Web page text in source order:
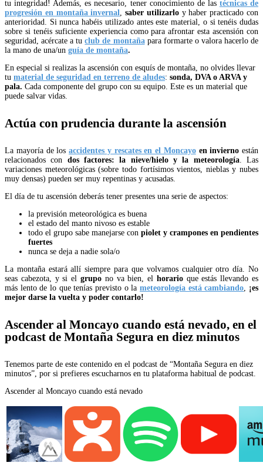
tu integridad! Además, es necesario, tener conocimiento de las técnicas de
progresión en montaña invernal
saber utilizarloy haber practicado con
anterioridad. Si nunca habéis utilizado antes este material, o si tenéis dudas
sobre si tenéis suficiente experiencia como para afrontar esta ascensión con
seguridad, acércate a tuclub de montañapara formarte o valora hacerlo de
la mano de una/un guía de montaña.
En especial si realizas la ascensión con esquís de montaña, no olvides llevar
tu material de seguridad en terreno de aludes: sonda, DVA o ARVA y
pala. Cada componente del grupo con su equipo. Este es un material que
puede salvar vidas.
Actúa con prudencia durante la ascensión
La mayoría de los accidentes y rescates en el Moncayoen invierno están
relacionados con dos factores: la nieve/hielo y la meteorología. Las
variaciones meteorológicas (sobre todo fortísimos vientos, nieblas y nubes
muy densas) pueden ser muy repentinas y acusadas.
El día de tu ascensión deberás tener presentes una serie de aspectos:
la previsión meteorológica es buena
el estado del manto nivoso es estable
todo el grupo sabe manejarse con piolet y crampones en pendientes
fuertes
nunca se deja a nadie sola/o
La montaña estará allí siempre para que volvamos cualquier otro día. No
seas cabezota, y si el grupono va bien, el horarioque estás llevando es
más lento de lo que tenías previsto o la meteorología está cambiando
¡es
mejor darse la vuelta y poder contarlo!
Ascender al Moncayo cuando está nevado, en el
podcast de Montaña Segura en diez minutos
Tenemos parte de este contenido en el podcast de “Montaña Segura en diez
minutos”, por si prefieres escucharnos en tu plataforma habitual de podcast.
Ascender al Moncayo cuando está nevado